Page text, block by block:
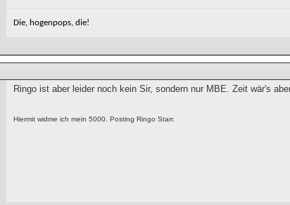
Die, hogenpops, die!
Ringo ist aber leider noch kein Sir, sondern nur MBE. Zeit wär's
Hiermit widme ich mein 5000. Posting Ringo Starr.